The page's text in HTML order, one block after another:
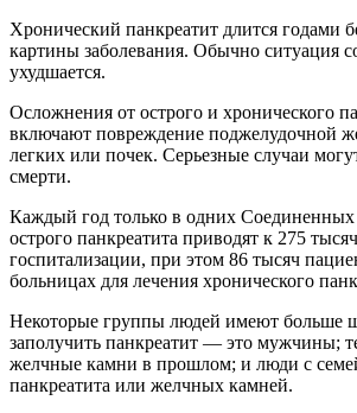
Хронический панкреатит длится годами
картины заболевания. Обычно ситуация
ухудшается.
Осложнения от острого и хронического
включают повреждение поджелудочной
легких или почек. Серьезные случаи
смерти.
Каждый год только в одних
острого панкреатита приводят к 275
госпитализации, при этом 86 тысяч
больницах для лечения хронического
Некоторые группы людей имеют больше
заполучить панкреатит — это мужчины;
желчные камни в прошлом; и люди с
панкреатита или желчных камней.